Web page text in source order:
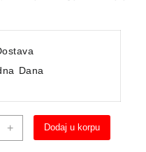
Dana
+ Dodaj u korpu